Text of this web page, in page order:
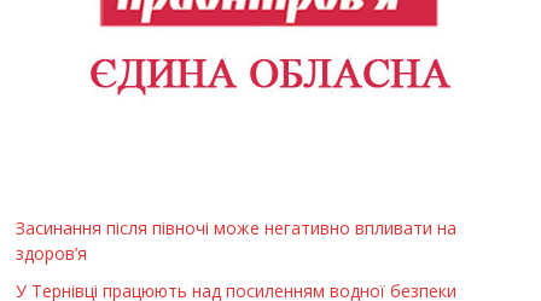
Засинання після півночі може негативно впливати на
здоров’я
У Тернівці працюють над посиленням водної безпеки